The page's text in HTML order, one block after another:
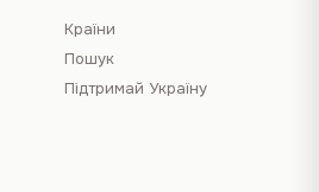
Країни
Пошук
Підтримай Україну